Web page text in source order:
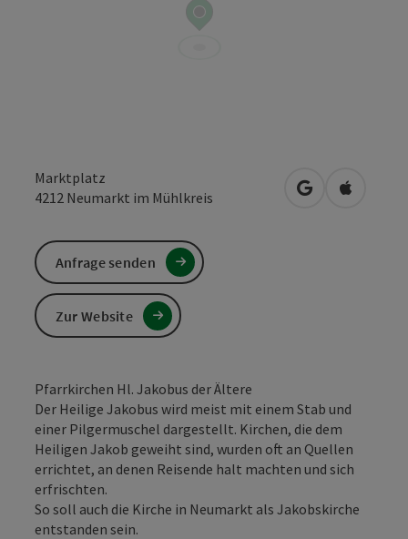
Marktplatz
4212 Neumarkt im Mühlkreis in Googlein Apple
Pfarrkirchen Hl. Jakobus der Ältere
Der Heilige Jakobus wird meist mit einem Stab und
einer Pilgermuschel dargestellt. Kirchen, die dem
Heiligen Jakob geweiht sind, wurden oft an Quellen
errichtet, an denen Reisende halt machten und sich
erfrischten.
So soll auch die Kirche in Neumarkt als Jakobskirche
entstanden sein.
Anfrage senden
Zur Website